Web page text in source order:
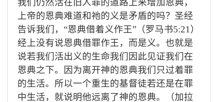
我们仍然活在旧人罪的道路上来增加恩典，
上帝的恩典难道和祂的义是矛盾的吗？圣经
告诉我们，“恩典借着义作王”（罗马书5:21 ）
经上没有说恩典借罪作王，而是义。也就是
说若我们活出义的生命我们因此见证我们在
恩典之下。因为离开神的恩典我们只过着罪
的生活。所以一个重生的基督徒若还是在罪
中生活，就说明他远离了神的恩典。（加拉